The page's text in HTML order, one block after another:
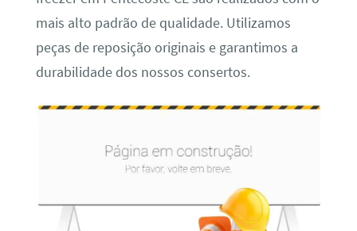
mais alto padrão de qualidade. Utilizamos
peças de reposição originais e garantimos a
durabilidade dos nossos consertos.